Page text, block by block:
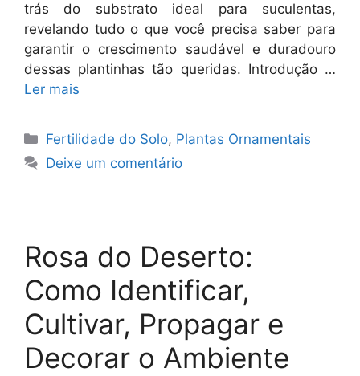
trás do substrato ideal para suculentas,
revelando tudo o que você precisa saber para
garantir o crescimento saudável e duradouro
dessas plantinhas tão queridas. Introdução …
Ler mais
Categorias
Fertilidade do Solo, Plantas Ornamentais
Deixe um comentário
Rosa do Deserto:
Como Identificar,
Cultivar, Propagar e
Decorar o Ambiente